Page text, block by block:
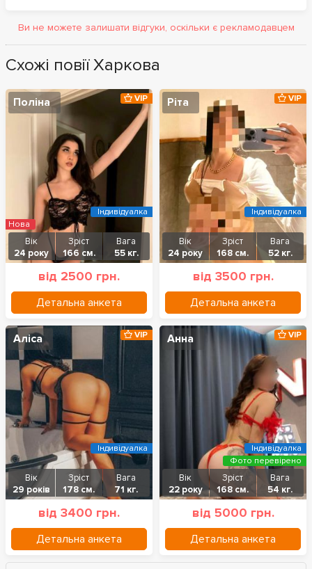
Ви не можете залишати відгуки, оскільки є рекламодавцем
Схожі повії Харкова
Поліна
Вік
24 року
Зріст
166 см.
Вага
55 кг.
від 2500 грн.
Детальна анкета
VIP
Нова
Індивідуалка
Ріта
Вік
24 року
Зріст
168 см.
Вага
52 кг.
від 3500 грн.
Детальна анкета
VIP
Індивідуалка
Аліса
Вік
29 років
Зріст
178 см.
Вага
71 кг.
від 3400 грн.
Детальна анкета
VIP
Індивідуалка
Анна
Вік
22 року
Зріст
168 см.
Вага
54 кг.
від 5000 грн.
Детальна анкета
VIP
Фото перевірено
Індивідуалка